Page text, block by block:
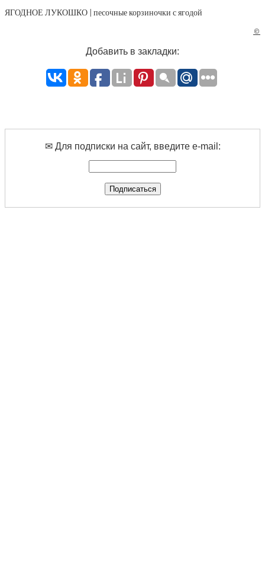
ЯГОДНОЕ ЛУКОШКО | песочные корзиночки с ягодой
©
Добавить в закладки:
✉ Для подписки на сайт, введите e-mail: